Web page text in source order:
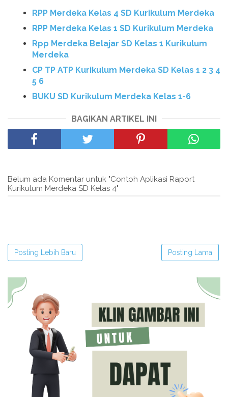
RPP Merdeka Kelas 4 SD Kurikulum Merdeka
RPP Merdeka Kelas 1 SD Kurikulum Merdeka
Rpp Merdeka Belajar SD Kelas 1 Kurikulum
Merdeka
CP TP ATP Kurikulum Merdeka SD Kelas 1 2 3 4
5 6
BUKU SD Kurikulum Merdeka Kelas 1-6
BAGIKAN ARTIKEL INI
Belum ada Komentar untuk "Contoh Aplikasi Raport
Kurikulum Merdeka SD Kelas 4"
Posting Lebih Baru Posting Lama